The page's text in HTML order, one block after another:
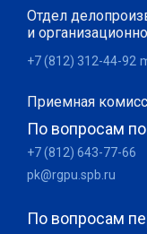
Отдел
и
+7 (812) 312-44-92
Приемная
По вопросам
+7 (812) 643-77-66
pk@rgpu.spb.ru
По вопросам